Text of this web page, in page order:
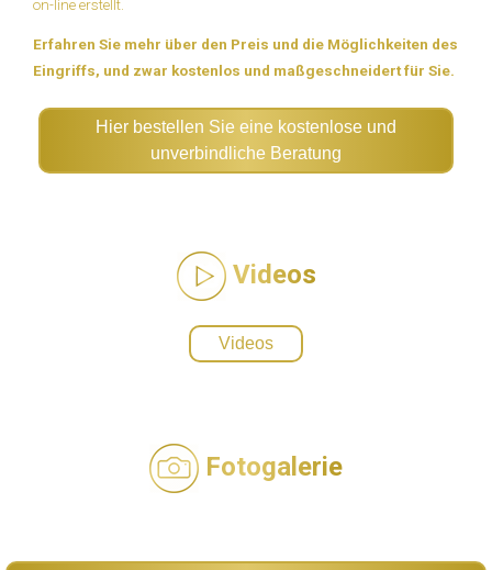
on-line erstellt.
Erfahren Sie mehr über den Preis und die Möglichkeiten des
Eingriffs, und zwar kostenlos und maßgeschneidert für Sie.
Hier bestellen Sie eine kostenlose und
unverbindliche Beratung
Videos
Videos
Fotogalerie